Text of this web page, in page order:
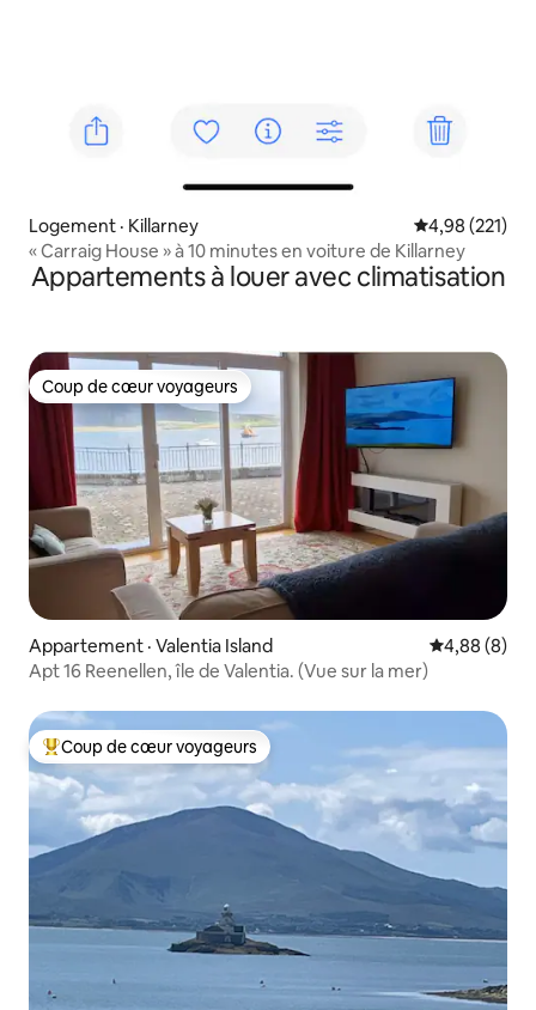
Logement · Killarney Note
4,98 (221)
« Carraig House » à 10 minutes en voiture de Killarney
Appartements à louer avec climatisation
Coup de cœur voyageurs
Coup de cœur voyageurs
Appartement · Valentia Island Note
4,88 (8)
Apt 16 Reenellen, île de Valentia. (Vue sur la mer)
Coup de cœur voyageurs parmi les plus aimés
Coup de cœur voyageurs